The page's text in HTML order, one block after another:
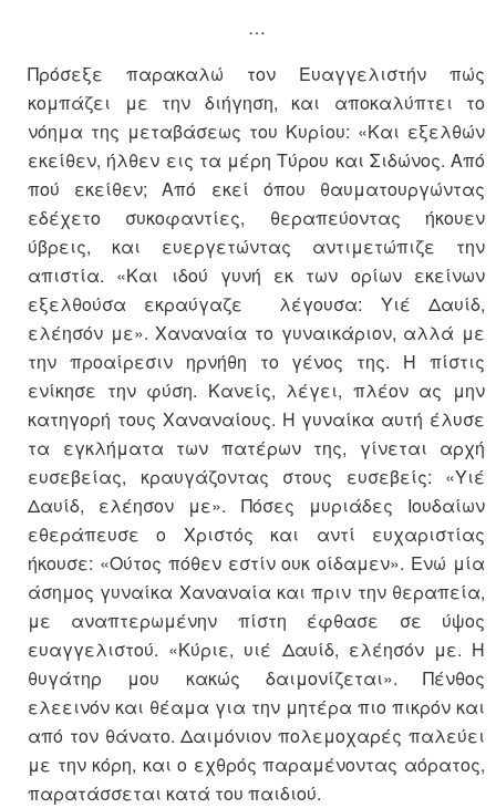
…
Πρόσεξε παρακαλώ τον Ευαγγελιστήν πώς
κομπάζει με την διήγηση, και αποκαλύπτει το
νόημα της μεταβάσεως του Κυρίου: «Και εξελθών
εκείθεν, ήλθεν εις τα μέρη Τύρου και Σιδώνος. Από
πού εκείθεν; Από εκεί όπου θαυματουργώντας
εδέχετο συκοφαντίες, θεραπεύοντας ήκουεν
ύβρεις, και ευεργετώντας αντιμετώπιζε την
απιστία. «Και ιδού γυνή εκ των ορίων εκείνων
εξελθούσα εκραύγαζε λέγουσα: Υιέ Δαυίδ,
ελέησόν με». Χαναναία το γυναικάριον, αλλά με
την προαίρεσιν ηρνήθη το γένος της. Η πίστις
ενίκησε την φύση. Κανείς, λέγει, πλέον ας μην
κατηγορή τους Χαναναίους. Η γυναίκα αυτή έλυσε
τα εγκλήματα των πατέρων της, γίνεται αρχή
ευσεβείας, κραυγάζοντας στους ευσεβείς: «Υιέ
Δαυίδ, ελέησον με». Πόσες μυριάδες Ιουδαίων
εθεράπευσε ο Χριστός και αντί ευχαριστίας
ήκουσε: «Ούτος πόθεν εστίν ουκ οίδαμεν». Ενώ μία
άσημος γυναίκα Χαναναία και πριν την θεραπεία,
με αναπτερωμένην πίστη έφθασε σε ύψος
ευαγγελιστού. «Κύριε, υιέ Δαυίδ, ελέησόν με. Η
θυγάτηρ μου κακώς δαιμονίζεται». Πένθος
ελεεινόν και θέαμα για την μητέρα πιο πικρόν και
από τον θάνατο. Δαιμόνιον πολεμοχαρές παλεύει
με την κόρη, και ο εχθρός παραμένοντας αόρατος,
παρατάσσεται κατά του παιδιού.